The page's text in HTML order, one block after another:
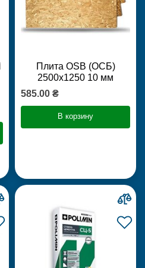
Плита OSB (ОСБ)
2500х1250 10 мм
585.00 ₴
В корзину